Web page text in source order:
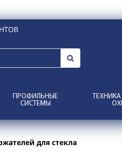
ПРОФИЛЬНЫЕ
СИСТЕМЫ
для стекла